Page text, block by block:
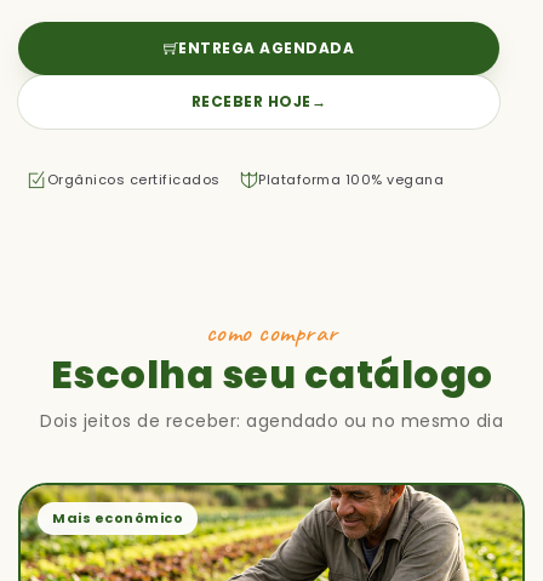
ENTREGA AGENDADA
RECEBER HOJE →
Orgânicos certificados Plataforma 100% vegana
como comprar
Escolha seu catálogo
Dois jeitos de receber: agendado ou no mesmo dia
Mais econômico